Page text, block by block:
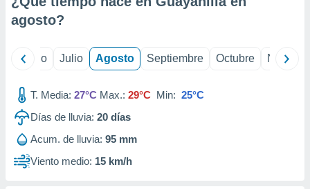
e
publicidad
publicidad
de
agosto?
Junio Julio Agosto Septiembre Octubre
T. Media: 27°C Max.: 29°C Min: 25°C
Días de lluvia: 20 días
Acum. de lluvia: 95 mm
Viento medio: 15 km/h